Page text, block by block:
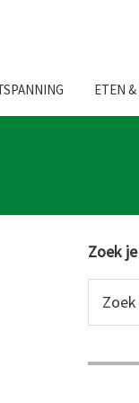
ETEN
Zoek
op
website